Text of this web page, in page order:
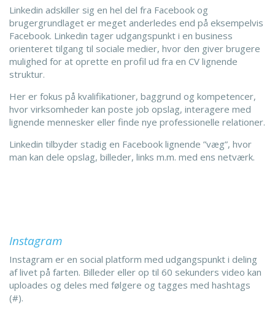
Linkedin adskiller sig en hel del fra Facebook og
brugergrundlaget er meget anderledes end på eksempelvis
Facebook. Linkedin tager udgangspunkt i en business
orienteret tilgang til sociale medier, hvor den giver brugere
mulighed for at oprette en profil ud fra en CV lignende
struktur.
Her er fokus på kvalifikationer, baggrund og kompetencer,
hvor virksomheder kan poste job opslag, interagere med
lignende mennesker eller finde nye professionelle relationer.
Linkedin tilbyder stadig en Facebook lignende ”væg”, hvor
man kan dele opslag, billeder, links m.m. med ens netværk.
Instagram
Instagram er en social platform med udgangspunkt i deling
af livet på farten. Billeder eller op til 60 sekunders video kan
uploades og deles med følgere og tagges med hashtags
(#).